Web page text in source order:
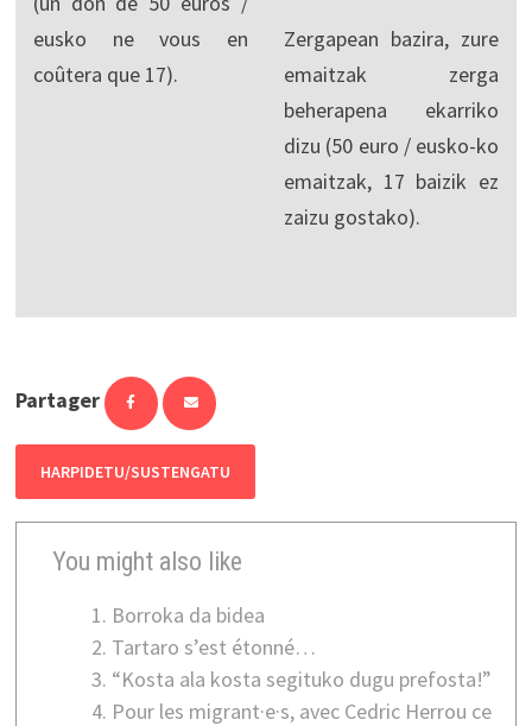
eusko ne vous en
coûtera que 17).
Zergapean bazira, zure
emaitzak zerga
beherapena ekarriko
dizu (50 euro / eusko-ko
emaitzak, 17 baizik ez
zaizu gostako).
Partager
HARPIDETU/SUSTENGATU
You might also like
Borroka da bidea
Tartaro s’est étonné…
“Kosta ala kosta segituko dugu prefosta!”
Pour les migrant·e·s, avec Cedric Herrou ce